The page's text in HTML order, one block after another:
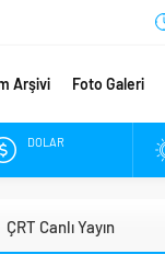
Arşivi Foto Galeri
DOLAR
ALTIN
ÇRT Canlı Yayın